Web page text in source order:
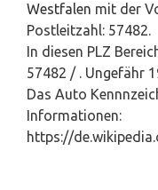
Westfalen mit der
Postleitzahl: 57482.
In diesen PLZ
57482 / . Ungefähr
Das Auto
Informationen:
https://